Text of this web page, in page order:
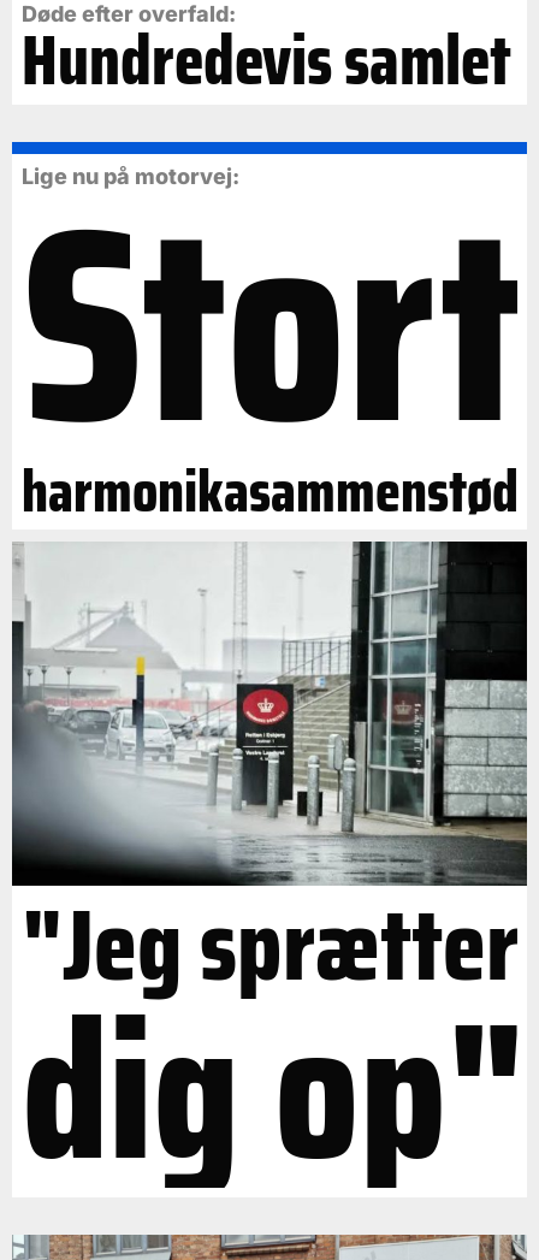
Døde efter overfald:
Hundredevis samlet
Lige nu på motorvej:
Stort
harmonikasammenstød
"Jeg sprætter
dig op"